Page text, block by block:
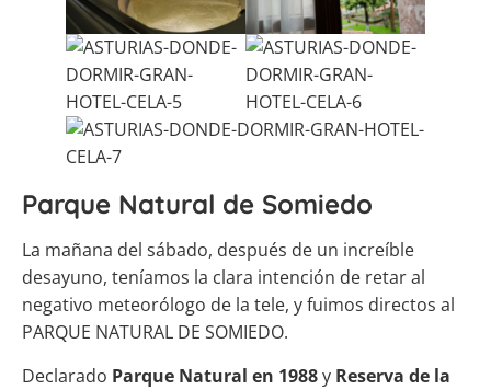
Parque Natural de Somiedo
La mañana del sábado, después de un increíble
desayuno, teníamos la clara intención de retar al
negativo meteorólogo de la tele, y fuimos directos al
PARQUE NATURAL DE SOMIEDO.
Declarado Parque Natural en 1988y Reserva de la